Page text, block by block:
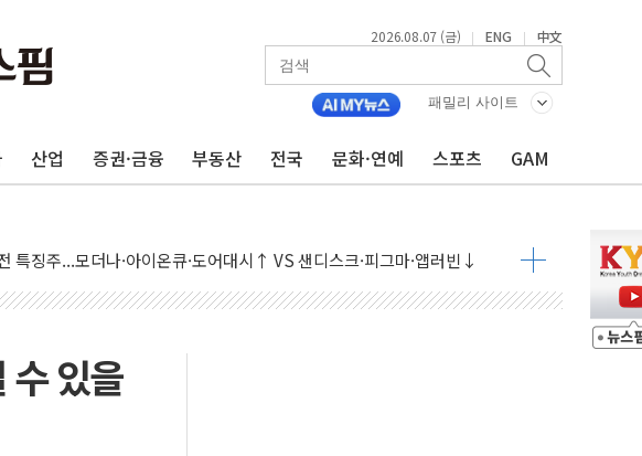
2026.08.07 (금) | ENG | 中文
패밀리 사이트
산업 증권·금융 부동산 전국 문화·연예 스포츠 GAM
"러, 우크라 드론으로 나토 회원국 공격 검토… 거짓 깃발 작전"
특징주...모더나·아이온큐·도어대시↑ VS 샌디스크·피그마·앱러빈↓
이익 N% 성과급 반대…상법·자본시장법 개정 논의"
리 탄도미사일 발사에 긴급 안보 점검회의
고…美 고용 둔화·호르무즈 재개방 기대에 강세
있을